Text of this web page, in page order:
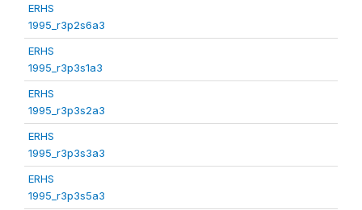
ERHS
1995_r3p2s6a3
ERHS
1995_r3p3s1a3
ERHS
1995_r3p3s2a3
ERHS
1995_r3p3s3a3
ERHS
1995_r3p3s5a3